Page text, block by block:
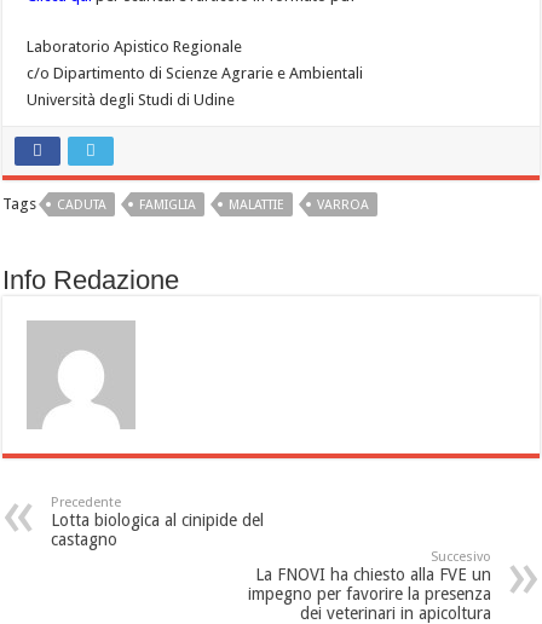
Laboratorio Apistico Regionale
c/o Dipartimento di Scienze Agrarie e Ambientali
Università degli Studi di Udine
Tags CADUTA FAMIGLIA MALATTIE VARROA
Info Redazione
Precedente
Lotta biologica al cinipide del
castagno
Succesivo
La FNOVI ha chiesto alla FVE un
impegno per favorire la presenza
dei veterinari in apicoltura